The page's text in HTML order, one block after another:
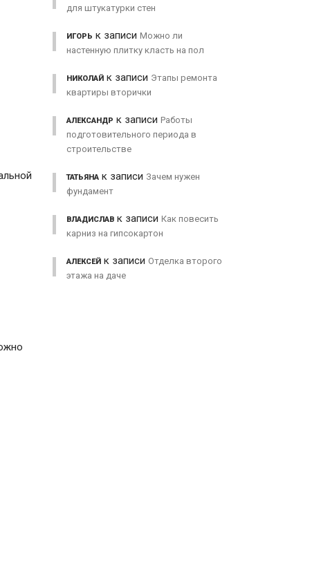
для штукатурки стен
ИГОРЬ к записи Можно ли
настенную плитку класть на пол
НИКОЛАЙ к записи Этапы ремонта
квартиры вторички
АЛЕКСАНДР к записи Работы
подготовительного периода в
строительстве
ТАТЬЯНА к записи Зачем нужен
фундамент
ВЛАДИСЛАВ к записи Как повесить
карниз на гипсокартон
АЛЕКСЕЙ к записи Отделка второго
этажа на даче